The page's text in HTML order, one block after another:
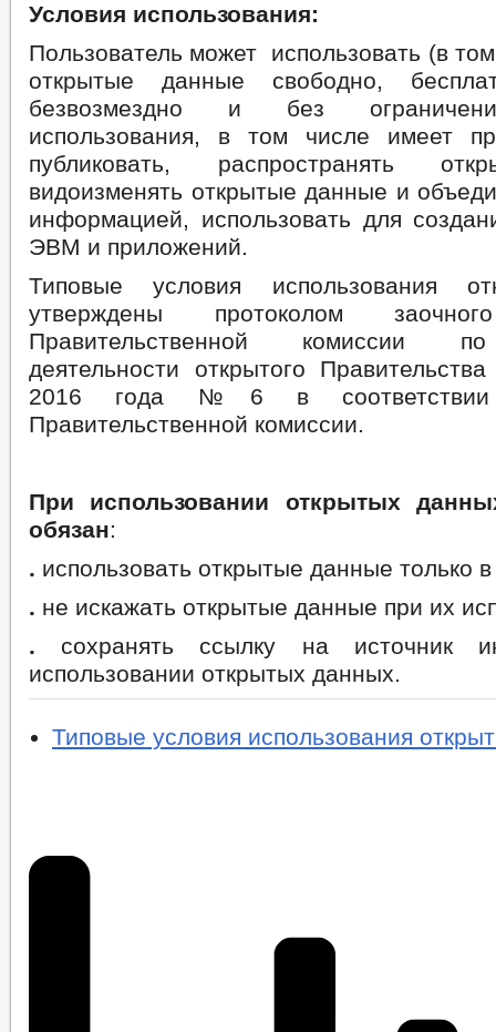
Условия использования:
Пользователь может использовать (в
открытые данные свободно,
безвозмездно и без
использования, в том числе имеет
публиковать, распространять
видоизменять открытые данные и
информацией, использовать для
ЭВМ и приложений.
Типовые условия использования
утверждены протоколом
Правительственной комиссии
деятельности открытого
2016 года №6 в
Правительственной комиссии.
При использовании открытых
обязан:
. использовать открытые данные только
. не искажать открытые данные при их
. сохранять ссылку на источник
использовании открытых данных.
Типовые условия использования